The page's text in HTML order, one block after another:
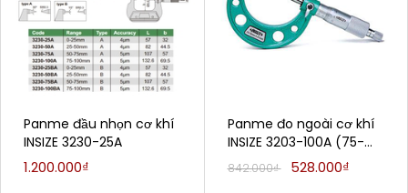
Panme đầu nhọn cơ khí
INSIZE 3230-25A
1.200.000₫
Panme đo ngoài cơ khí
INSIZE 3203-100A (75-
100mm/0.01mm)
842.000₫ 528.000₫